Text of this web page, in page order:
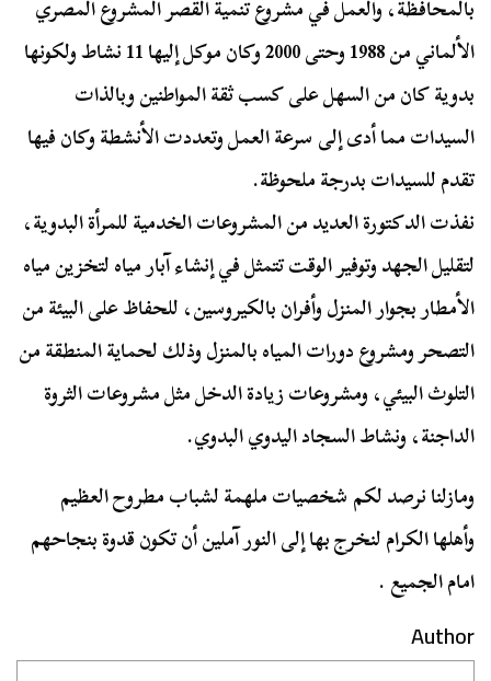
بالمحافظة، والعمل في مشروع تنمية القصر المشروع المصري
الألماني من 1988 وحتى 2000 وكان موكل إليها 11 نشاط ولكونها
بدوية كان من السهل على كسب ثقة المواطنين وبالذات
السيدات مما أدى إلى سرعة العمل وتعددت الأنشطة وكان فيها
تقدم للسيدات بدرجة ملحوظة.
نفذت الدكتورة العديد من المشروعات الخدمية للمرأة البدوية،
لتقليل الجهد وتوفير الوقت تتمثل في إنشاء آبار مياه لتخزين مياه
الأمطار بجوار المنزل وأفران بالكيروسين، للحفاظ على البيئة من
التصحر ومشروع دورات المياه بالمنزل وذلك لحماية المنطقة من
التلوث البيئي، ومشروعات زيادة الدخل مثل مشروعات الثروة
الداجنة، ونشاط السجاد اليدوي البدوي.
ومازلنا نرصد لكم شخصيات ملهمة لشباب مطروح العظيم
وأهلها الكرام لنخرج بها إلى النور آملين أن تكون قدوة بنجاحهم
امام الجميع .
Author